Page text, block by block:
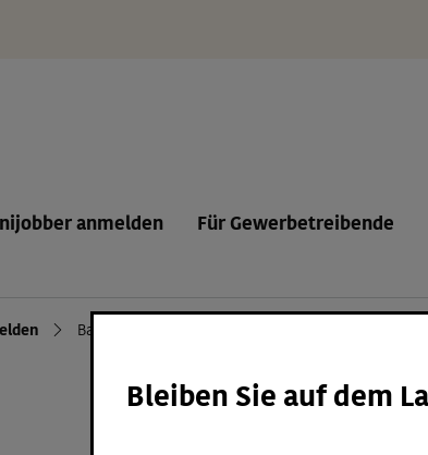
anmelden Für Gewerbetreibende
Barriere melden
Bleiben Sie auf dem